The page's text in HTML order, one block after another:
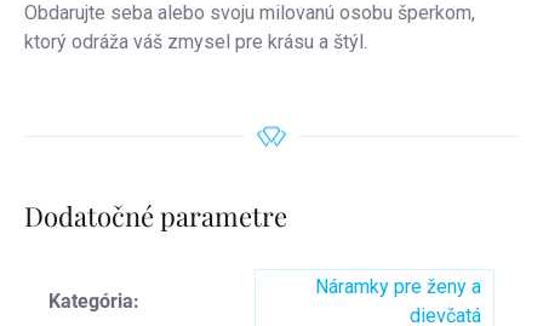
Obdarujte seba alebo svoju milovanú osobu šperkom,
ktorý odráža váš zmysel pre krásu a štýl.
Dodatočné parametre
Kategória:
Náramky pre ženy a
dievčatá